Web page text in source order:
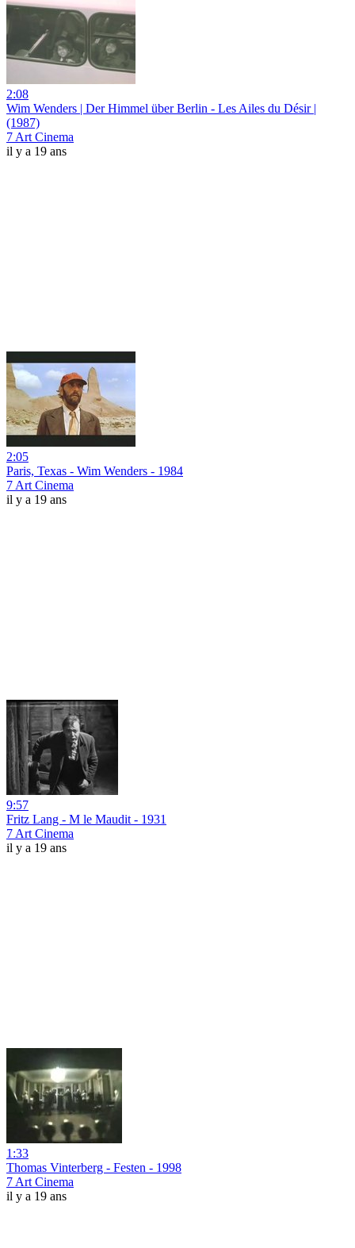
2:08
Wim Wenders | Der Himmel über Berlin - Les Ailes du Désir |
(1987)
7 Art Cinema
il y a 19 ans
2:05
Paris, Texas - Wim Wenders - 1984
7 Art Cinema
il y a 19 ans
9:57
Fritz Lang - M le Maudit - 1931
7 Art Cinema
il y a 19 ans
1:33
Thomas Vinterberg - Festen - 1998
7 Art Cinema
il y a 19 ans